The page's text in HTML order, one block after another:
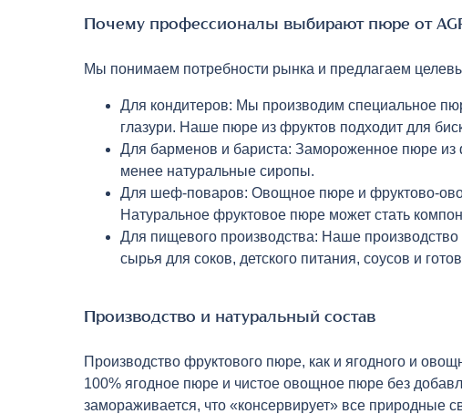
Почему профессионалы выбирают пюре от
Мы понимаем потребности рынка и предлагаем
Для кондитеров: Мы производим специальное
глазури. Наше пюре из фруктов подходит для
Для барменов и бариста: Замороженное пюре из
менее натуральные сиропы.
Для шеф-поваров: Овощное пюре и фруктово-
Натуральное фруктовое пюре может стать
Для пищевого производства: Наше производство
сырья для соков, детского питания, соусов и
Производство и натуральный состав
Производство фруктового пюре, как и ягодного и
100% ягодное пюре и чистое овощное пюре без
замораживается, что «консервирует» все